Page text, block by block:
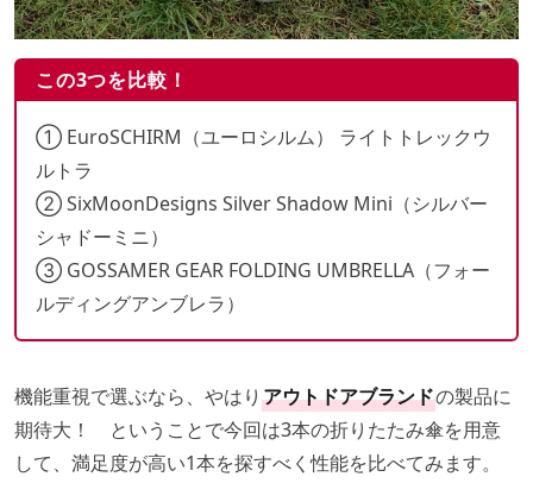
この3つを比較！
① EuroSCHIRM（ユーロシルム） ライトトレックウ
ルトラ
② SixMoonDesigns Silver Shadow Mini（シルバー
シャドーミニ）
③ GOSSAMER GEAR FOLDING UMBRELLA（フォー
ルディングアンブレラ）
機能重視で選ぶなら、やはり アウトドアブランドの製品に
期待大！ ということで今回は3本の折りたたみ傘を用意
して、満足度が高い1本を探すべく性能を比べてみます。